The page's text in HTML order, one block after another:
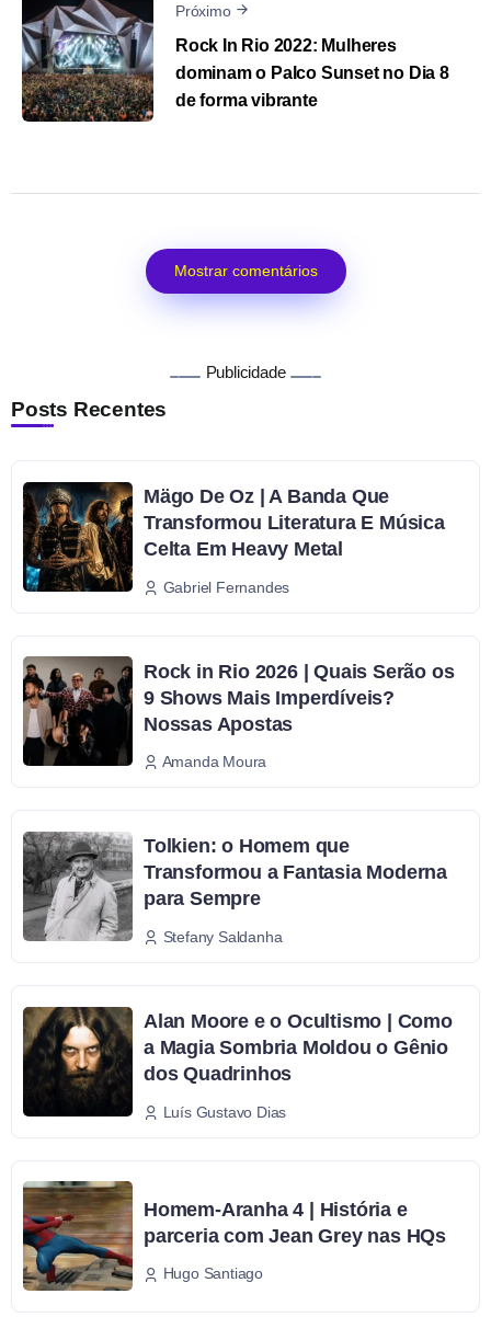
Próximo
Rock In Rio 2022: Mulheres
dominam o Palco Sunset no Dia 8
de forma vibrante
Mostrar comentários
Publicidade
Posts Recentes
Mägo De Oz | A Banda Que
Transformou Literatura E Música
Celta Em Heavy Metal
Gabriel Fernandes
Rock in Rio 2026 | Quais Serão os
9 Shows Mais Imperdíveis?
Nossas Apostas
Amanda Moura
Tolkien: o Homem que
Transformou a Fantasia Moderna
para Sempre
Stefany Saldanha
Alan Moore e o Ocultismo | Como
a Magia Sombria Moldou o Gênio
dos Quadrinhos
Luís Gustavo Dias
Homem-Aranha 4 | História e
parceria com Jean Grey nas HQs
Hugo Santiago